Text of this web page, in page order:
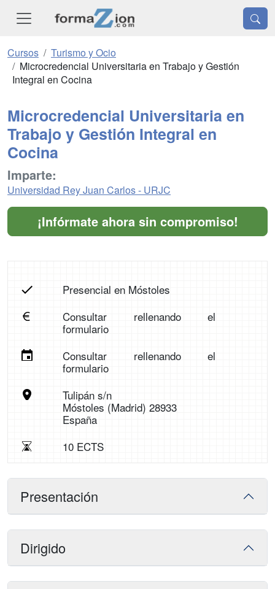
Cursos
Turismo y Ocio
Microcredencial Universitaria en Trabajo y Gestión
Integral en Cocina
Microcredencial Universitaria en
Trabajo y Gestión Integral en
Cocina
Imparte:
Universidad Rey Juan Carlos - URJC
¡Infórmate ahora sin compromiso!
Presencial en Móstoles
Consultar rellenando el
formulario
Consultar rellenando el
formulario
Tulipán s/n
Móstoles (Madrid) 28933
España
10 ECTS
Presentación
Dirigido